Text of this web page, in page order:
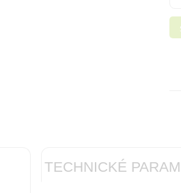
TECHNICKÉ